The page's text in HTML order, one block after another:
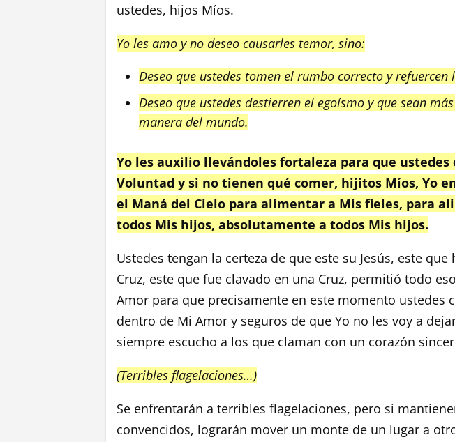
ustedes, hijos Míos.
Yo les amo y no deseo causarles temor, sino:
Deseo que ustedes tomen el rumbo correcto y refuercen
Deseo que ustedes destierren el egoísmo y que sean
manera del mundo.
Yo les auxilio llevándoles fortaleza para que
Voluntad y si no tienen qué comer, hijitos Míos, Yo
el Maná del Cielo para alimentar a Mis fieles, para
todos Mis hijos, absolutamente a todos Mis hijos.
Ustedes tengan la certeza de que este su Jesús, este
Cruz, este que fue clavado en una Cruz, permitió todo
Amor para que precisamente en este momento ustedes
dentro de Mi Amor y seguros de que Yo no les voy a
siempre escucho a los que claman con un corazón
(Terribles flagelaciones…)
Se enfrentarán a terribles flagelaciones, pero si
convencidos, lograrán mover un monte de un lugar a